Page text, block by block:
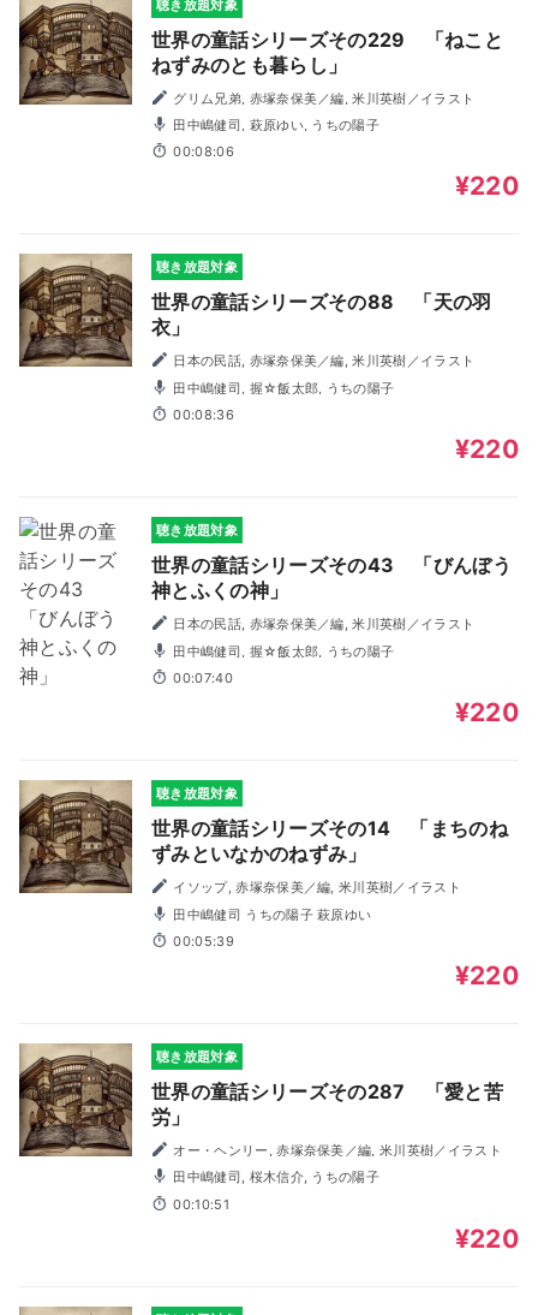
聴き放題対象
世界の童話シリーズその229 「ねこと
ねずみのとも暮らし」
グリム兄弟, 赤塚奈保美／編, 米川英樹／イラスト
田中嶋健司, 萩原ゆい, うちの陽子
00:08:06
¥220
聴き放題対象
世界の童話シリーズその88 「天の羽
衣」
日本の民話, 赤塚奈保美／編, 米川英樹／イラスト
田中嶋健司, 握☆飯太郎, うちの陽子
00:08:36
¥220
聴き放題対象
世界の童話シリーズその43 「びんぼう
神とふくの神」
日本の民話, 赤塚奈保美／編, 米川英樹／イラスト
田中嶋健司, 握☆飯太郎, うちの陽子
00:07:40
¥220
聴き放題対象
世界の童話シリーズその14 「まちのね
ずみといなかのねずみ」
イソップ, 赤塚奈保美／編, 米川英樹／イラスト
田中嶋健司 うちの陽子 萩原ゆい
00:05:39
¥220
聴き放題対象
世界の童話シリーズその287 「愛と苦
労」
オー・ヘンリー, 赤塚奈保美／編, 米川英樹／イラスト
田中嶋健司, 桜木信介, うちの陽子
00:10:51
¥220